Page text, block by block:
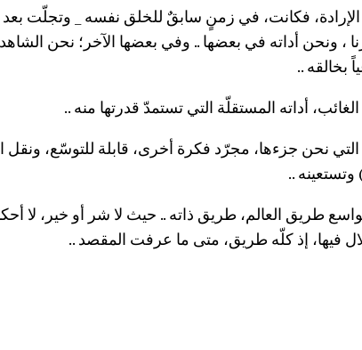
فكانت، في زمنٍ سابقٌ للخلق نفسه _ وتجلّت بعد
ونحن أداته في بعضها .. وفي بعضها الآخر؛ نحن
بخالقه ..
أداته المستقلّة التي تستمدّ قدرتها منه ..
نحن جزءها، مجرّد فكرة أخرى، قابلة للتوسّع، ونقل
..
طريق العالم، طريق ذاته .. حيث لا شر أو خير، لا
فيها، إذ كلّه طريق، متى ما عرفت المقصد ..